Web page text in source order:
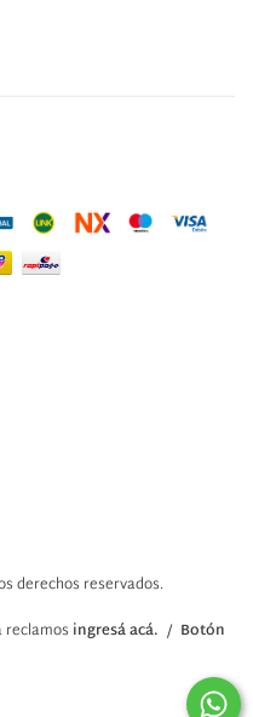
derechos reservados.
reclamos ingresá acá. / Botón